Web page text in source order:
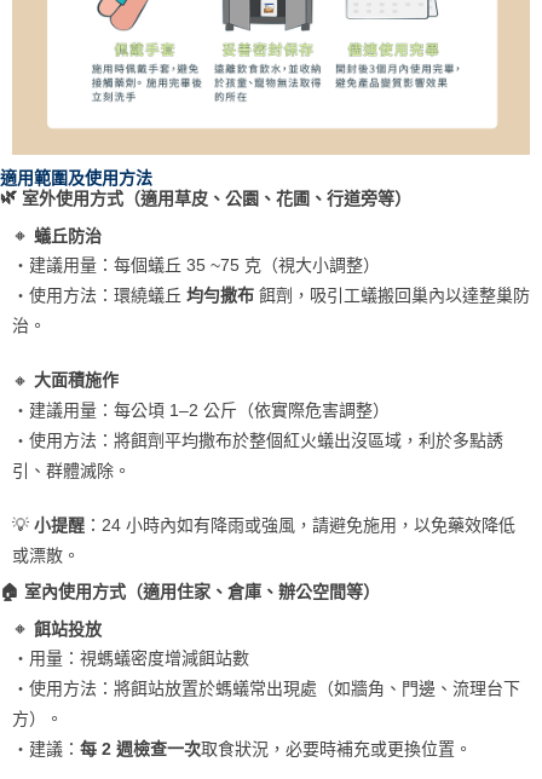
適用範圍及使用方法
🌿 室外使用方式（適用草皮、公園、花圃、行道旁等）
🔸 蟻丘防治
・建議用量：每個蟻丘 35 ~75 克（視大小調整）
・使用方法：環繞蟻丘 均勻撒布 餌劑，吸引工蟻搬回巢內以達整巢防
治。
🔸 大面積施作
・建議用量：每公頃 1–2 公斤（依實際危害調整）
・使用方法：將餌劑平均撒布於整個紅火蟻出沒區域，利於多點誘
引、群體滅除。
💡 小提醒 ：24 小時內如有降雨或強風，請避免施用，以免藥效降低
或漂散。
🏠 室內使用方式（適用住家、倉庫、辦公空間等）
🔸 餌站投放
・用量：視螞蟻密度增減餌站數
・使用方法：將餌站放置於螞蟻常出現處（如牆角、門邊、流理台下
方）。
・建議： 每 2 週檢查一次取食狀況，必要時補充或更換位置。